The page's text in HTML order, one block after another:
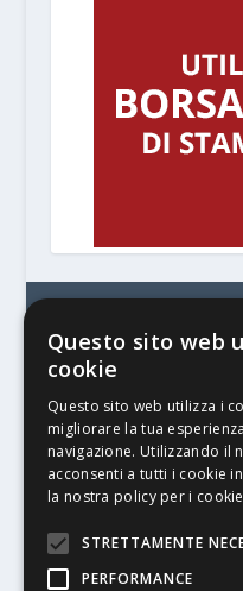
© Stratego Group –
racconta le innovazioni
aziende di stampa e di
riferimento per chi
comunicazione
propria community
Lavoro, la Print
Stampamedia.net è una
Questo sito web
cookie
Questo sito web utilizza i
migliorare la tua
navigazione. Utilizzando il
acconsenti a tutti i cookie
la nostra policy per i
STRETTAMENTE
PERFORMANCE